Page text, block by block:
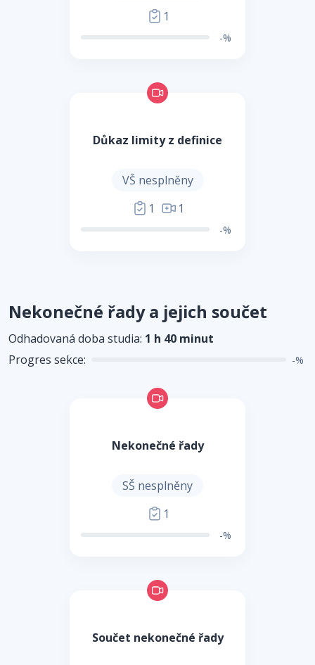
1
-%
Důkaz limity z definice
VŠ nesplněny
1
1
-%
Nekonečné řady a jejich součet
Odhadovaná doba studia: 1 h 40 minut
Progres sekce:
-%
Nekonečné řady
SŠ nesplněny
1
-%
Součet nekonečné řady